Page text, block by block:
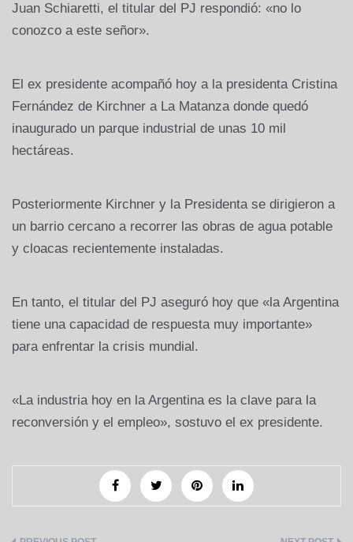
Juan Schiaretti, el titular del PJ respondió: «no lo
conozco a este señor».
El ex presidente acompañó hoy a la presidenta Cristina
Fernández de Kirchner a La Matanza donde quedó
inaugurado un parque industrial de unas 10 mil
hectáreas.
Posteriormente Kirchner y la Presidenta se dirigieron a
un barrio cercano a recorrer las obras de agua potable
y cloacas recientemente instaladas.
En tanto, el titular del PJ aseguró hoy que «la Argentina
tiene una capacidad de respuesta muy importante»
para enfrentar la crisis mundial.
«La industria hoy en la Argentina es la clave para la
reconversión y el empleo», sostuvo el ex presidente.